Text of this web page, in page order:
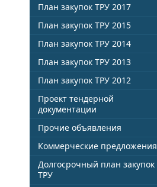
План закупок ТРУ 2017
План закупок ТРУ 2015
План закупок ТРУ 2014
План закупок ТРУ 2013
План закупок ТРУ 2012
Проект тендерной
документации
Прочие объявления
Коммерческие предложения
Долгосрочный план закупок
ТРУ